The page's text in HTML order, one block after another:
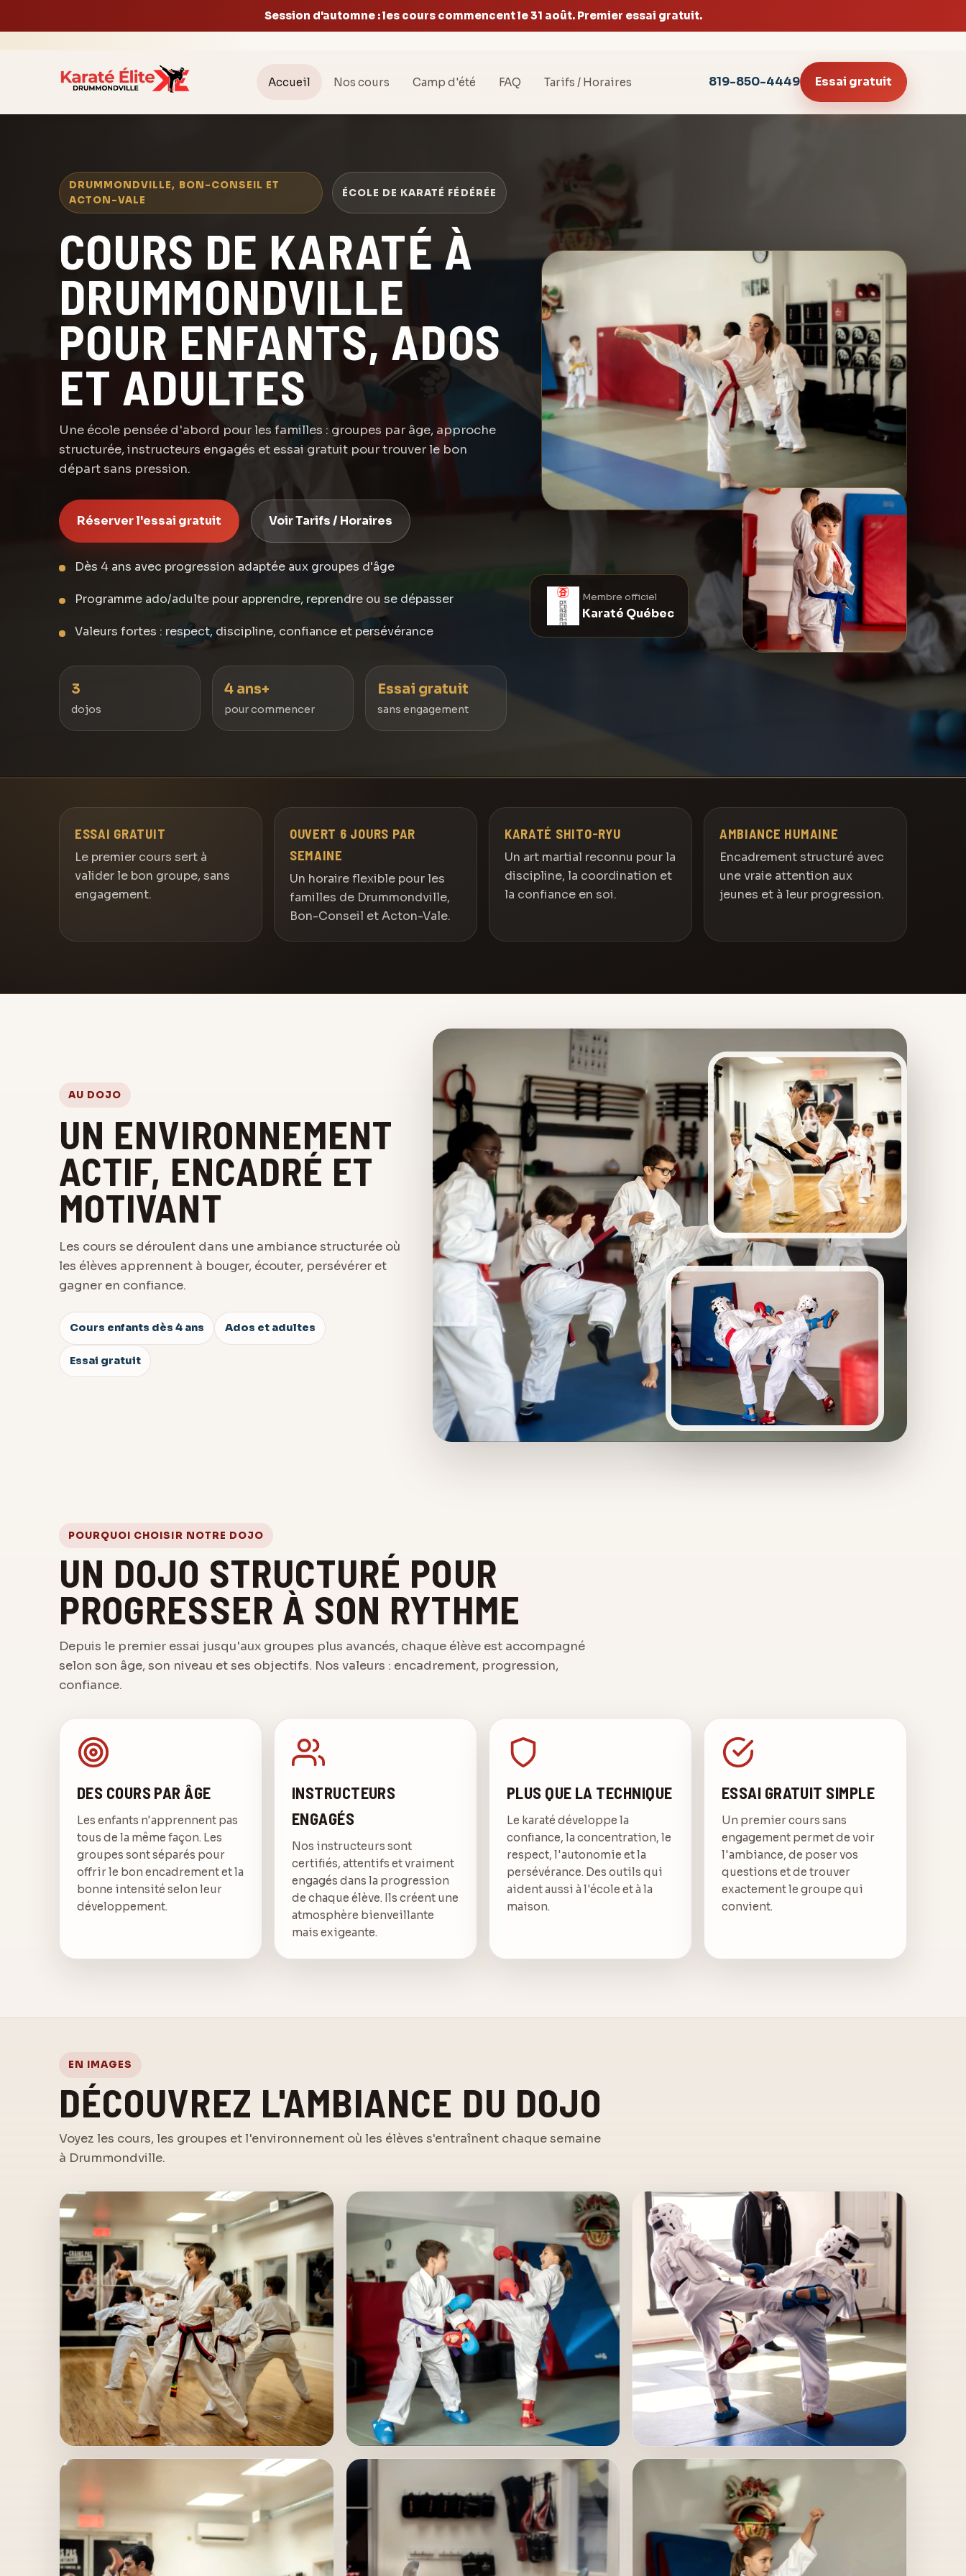
Session d'automne : les cours commencent le 31 août. Premier essai gratuit.
Accueil Nos cours Camp d'été FAQ Tarifs / Horaires 819-850-4449 Essai gratuit
DRUMMONDVILLE, BON-CONSEIL ET
ACTON-VALE
ÉCOLE DE KARATÉ FÉDÉRÉE
COURS DE KARATÉ À
DRUMMONDVILLE
POUR ENFANTS, ADOS
ET ADULTES
Une école pensée d'abord pour les familles : groupes par âge, approche
structurée, instructeurs engagés et essai gratuit pour trouver le bon
départ sans pression.
Réserver l'essai gratuit Voir Tarifs / Horaires
Dès 4 ans avec progression adaptée aux groupes d'âge
Programme ado/adulte pour apprendre, reprendre ou se dépasser
Valeurs fortes : respect, discipline, confiance et persévérance
3
dojos
4 ans+
pour commencer
Essai gratuit
sans engagement
Membre officiel
Karaté Québec
ESSAI GRATUIT
Le premier cours sert à
valider le bon groupe, sans
engagement.
OUVERT 6 JOURS PAR
SEMAINE
Un horaire flexible pour les
familles de Drummondville,
Bon-Conseil et Acton-Vale.
KARATÉ SHITO-RYU
Un art martial reconnu pour la
discipline, la coordination et
la confiance en soi.
AMBIANCE HUMAINE
Encadrement structuré avec
une vraie attention aux
jeunes et à leur progression.
AU DOJO
UN ENVIRONNEMENT
ACTIF, ENCADRÉ ET
MOTIVANT
Les cours se déroulent dans une ambiance structurée où
les élèves apprennent à bouger, écouter, persévérer et
gagner en confiance.
Cours enfants dès 4 ans Ados et adultes
Essai gratuit
POURQUOI CHOISIR NOTRE DOJO
UN DOJO STRUCTURÉ POUR
PROGRESSER À SON RYTHME
Depuis le premier essai jusqu'aux groupes plus avancés, chaque élève est accompagné
selon son âge, son niveau et ses objectifs. Nos valeurs : encadrement, progression,
confiance.
DES COURS PAR ÂGE
Les enfants n'apprennent pas
tous de la même façon. Les
groupes sont séparés pour
offrir le bon encadrement et la
bonne intensité selon leur
développement.
INSTRUCTEURS
ENGAGÉS
Nos instructeurs sont
certifiés, attentifs et vraiment
engagés dans la progression
de chaque élève. Ils créent une
atmosphère bienveillante
mais exigeante.
PLUS QUE LA TECHNIQUE
Le karaté développe la
confiance, la concentration, le
respect, l'autonomie et la
persévérance. Des outils qui
aident aussi à l'école et à la
maison.
ESSAI GRATUIT SIMPLE
Un premier cours sans
engagement permet de voir
l'ambiance, de poser vos
questions et de trouver
exactement le groupe qui
convient.
EN IMAGES
DÉCOUVREZ L'AMBIANCE DU DOJO
Voyez les cours, les groupes et l'environnement où les élèves s'entraînent chaque semaine
à Drummondville.